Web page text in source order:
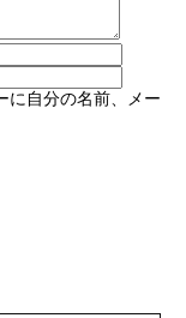
に自分の名前、メー